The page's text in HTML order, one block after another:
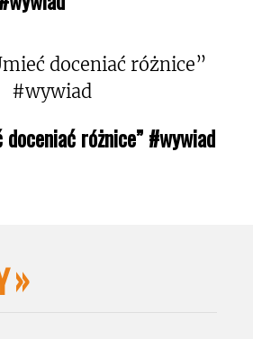
różnice” #wywiad